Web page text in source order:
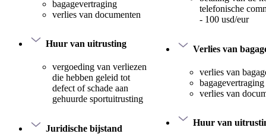
bagagevertraging
verlies van documenten
Huur van uitrusting
vergoeding van verliezen
die hebben geleid tot
defect of schade aan
gehuurde sportuitrusting
Juridische bijstand
telefonische
- 100 usd/eur
Verlies van
verlies van
bagagevertraging
verlies van
Huur van